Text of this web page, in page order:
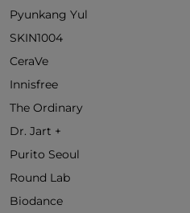
Pyunkang Yul
SKIN1004
CeraVe
Innisfree
The Ordinary
Dr. Jart +
Purito Seoul
Round Lab
Biodance